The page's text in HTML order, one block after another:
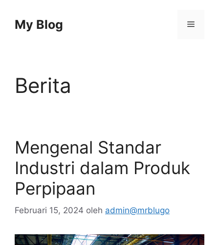
My Blog Menu
Berita
Mengenal Standar
Industri dalam Produk
Perpipaan
Februari 15, 2024 oleh admin@mrblugo